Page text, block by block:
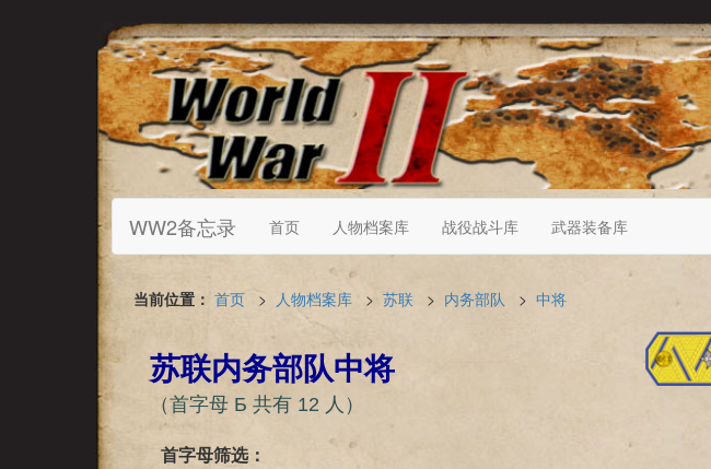
WW2备忘录 首页 人物档案库 战役战斗库 武器装备库
当前位置： 首页 > 人物档案库 > 苏联 > 内务部队 > 中将
苏联内务部队中将
（首字母 Б 共有 12 人）
首字母筛选：